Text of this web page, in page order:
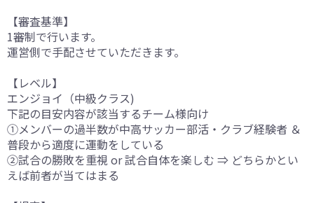
【審査基準】
1審制で行います。
運営側で手配させていただきます。
【レベル】
エンジョイ（中級クラス)
下記の目安内容が該当するチーム様向け
①メンバーの過半数が中高サッカー部活・クラブ経験者 ＆
普段から適度に運動をしている
②試合の勝敗を重視 or 試合自体を楽しむ ⇒ どちらかとい
えば前者が当てはまる